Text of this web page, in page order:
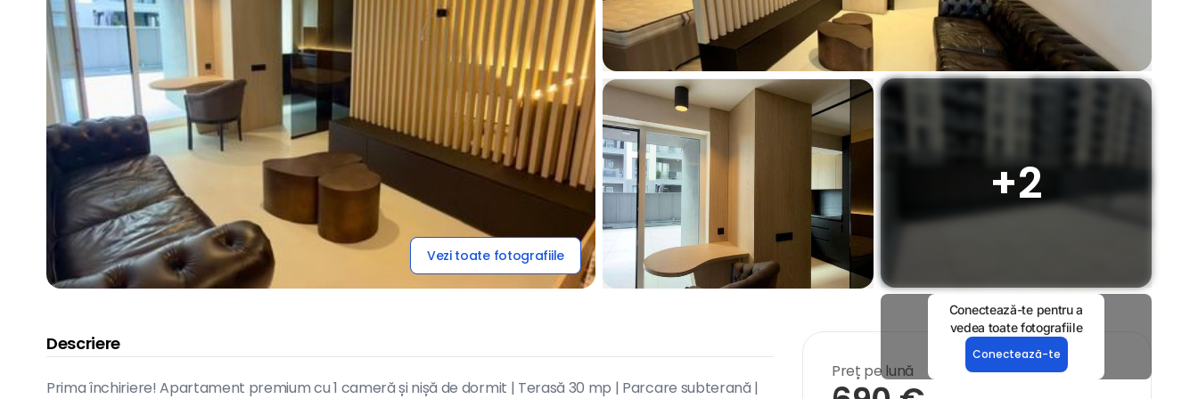
Vezi toate fotografiile
Conectează-te pentru a
vedea toate fotografiile
Conectează-te
+2
Descriere
Prima închiriere! Apartament premium cu 1 cameră și nișă de dormit | Terasă 30 mp | Parcare subterană |
Preț pe lună